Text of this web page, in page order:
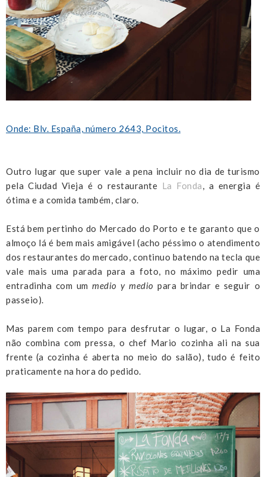
Onde: Blv. España, número 2643, Pocitos.
Outro lugar que super vale a pena incluir no dia de turismo
pela Ciudad Vieja é o restaurante La Fonda, a energia é
ótima e a comida também, claro.
Está bem pertinho do Mercado do Porto e te garanto que o
almoço lá é bem mais amigável (acho péssimo o atendimento
dos restaurantes do mercado, continuo batendo na tecla que
vale mais uma parada para a foto, no máximo pedir uma
entradinha com ummedio y medio para brindar e seguir o
passeio).
Mas parem com tempo para desfrutar o lugar, o La Fonda
não combina com pressa, o chef Mario cozinha ali na sua
frente (a cozinha é aberta no meio do salão), tudo é feito
praticamente na hora do pedido.